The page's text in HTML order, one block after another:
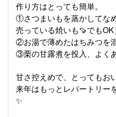
作り方はとっても簡単。
①さつまいもを蒸かしてな
売っている焼いも🍠でもOK
②お湯で薄めたはちみつを
③栗の甘露煮を投入、よく
甘さ控えめで、とってもお
来年はもっとレパートリー
✨